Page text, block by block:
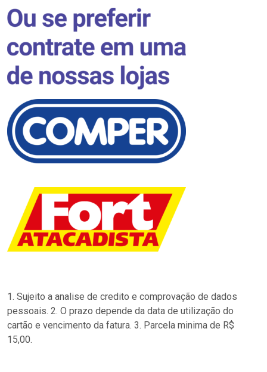
1. Sujeito a analise de credito e comprovação de dados
pessoais. 2. O prazo depende da data de utilização do
cartão e vencimento da fatura. 3. Parcela minima de R$
15,00.